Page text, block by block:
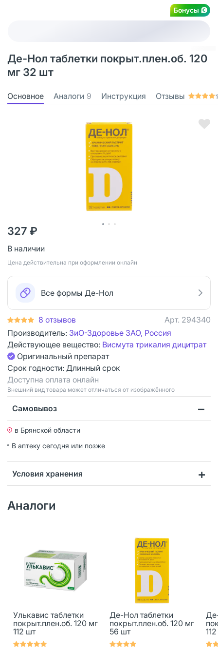
Бонусы
Де-Нол таблетки покрыт.плен.об. 120
мг 32 шт
Основное Аналоги 9 Инструкция Отзывы
327 ₽
В наличии
Цена действительна при оформлении онлайн
Все формы Де-Нол
8 отзывов Арт. 294340
Производитель: ЗиО-Здоровье ЗАО, Россия
Действующее вещество: Висмута трикалия дицитрат
Оригинальный препарат
Срок годности: Длинный срок
Доступна оплата онлайн
Bнешний вид товара может отличаться от изображённого
Самовывоз
в Брянской области
В аптеку сегодня или позже
Условия хранения
Аналоги
Улькавис таблетки
покрыт.плен.об. 120 мг
112 шт
Де-Нол таблетки
покрыт.плен.об. 120 мг
56 шт